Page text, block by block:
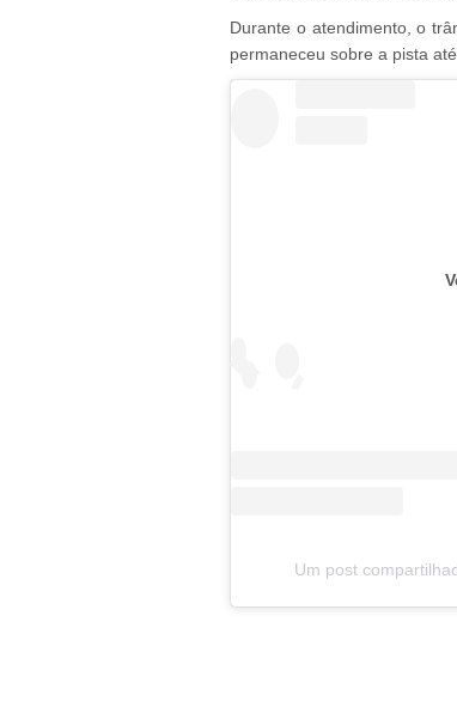
Durante o atendimento, o
permaneceu sobre a pista
Um post